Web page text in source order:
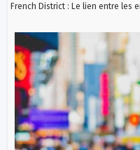
French District : Le lien entre les